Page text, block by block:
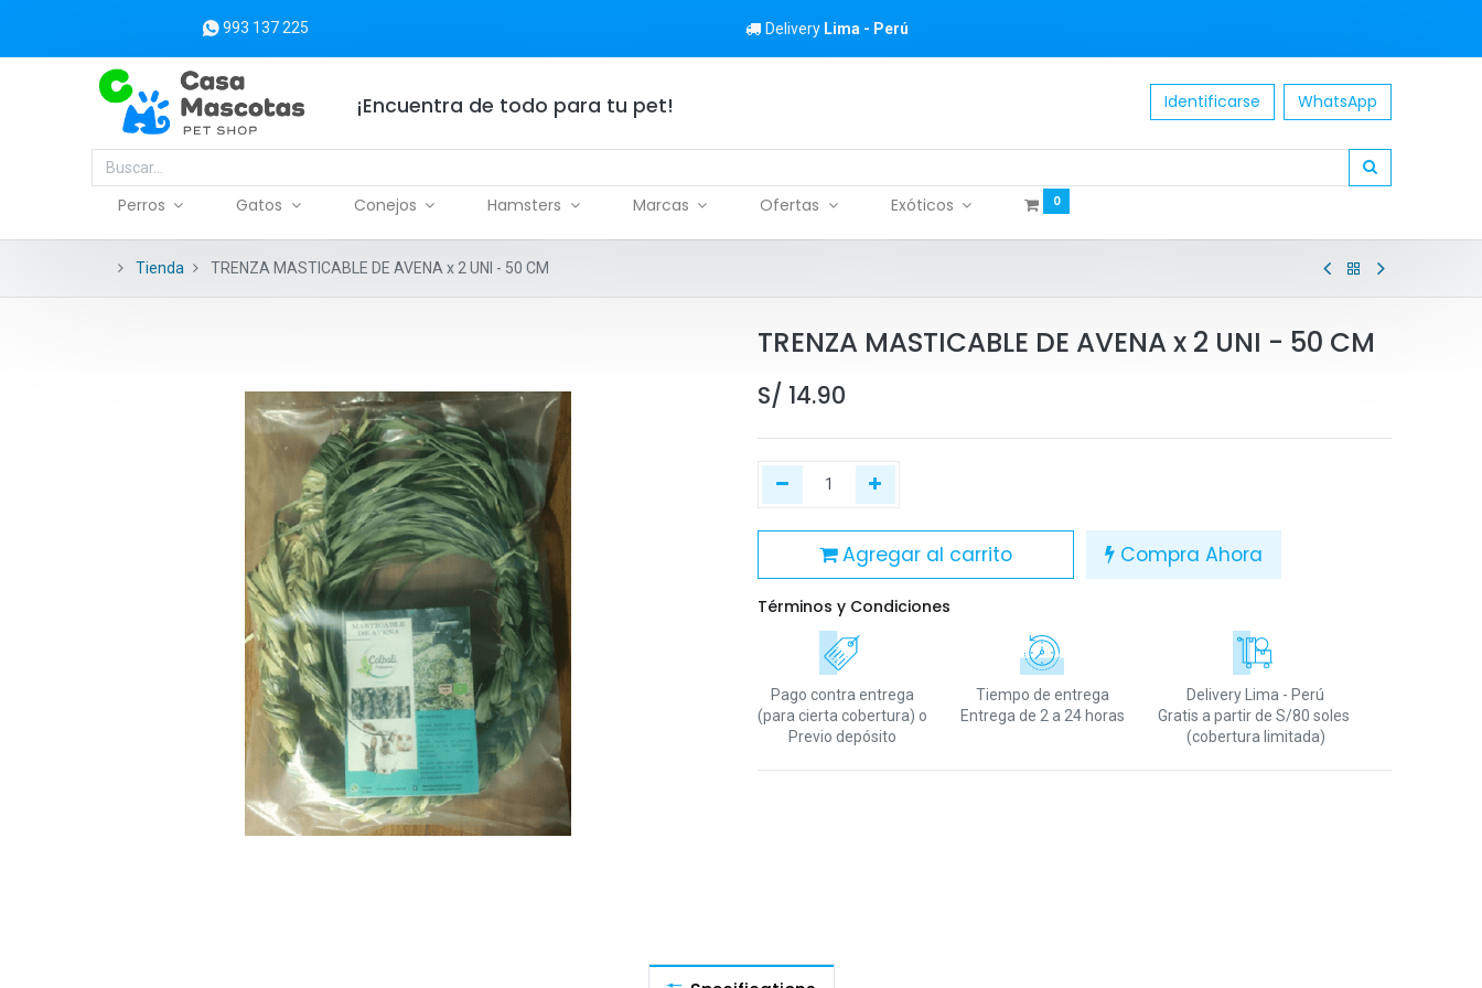
993 137 225 Delivery Lima - Perú
¡Encuentra de todo para tu pet! Identificarse WhatsApp
Perros Gatos Conejos Hamsters Marcas Ofertas Exóticos 0
Tienda TRENZA MASTICABLE DE AVENA x 2 UNI - 50 CM
TRENZA MASTICABLE DE AVENA x 2 UNI - 50 CM
S/ 14.90
Agregar al carrito Compra Ahora
Términos y Condiciones
Pago contra entrega
(para cierta cobertura) o
Previo depósito
Tiempo de entrega
Entrega de 2 a 24 horas
Delivery Lima - Perú
Gratis a partir de S/80 soles
(cobertura limitada)